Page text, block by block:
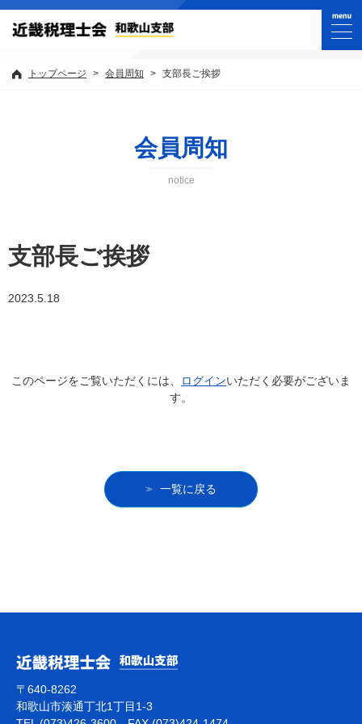
トップページ > 会員周知 > 支部長ご挨拶
会員周知
notice
支部長ご挨拶
2023.5.18
このページをご覧いただくには、 ログインいただく必要がございま
す。
一覧に戻る
〒640-8262
和歌山市湊通丁北1丁目1-3